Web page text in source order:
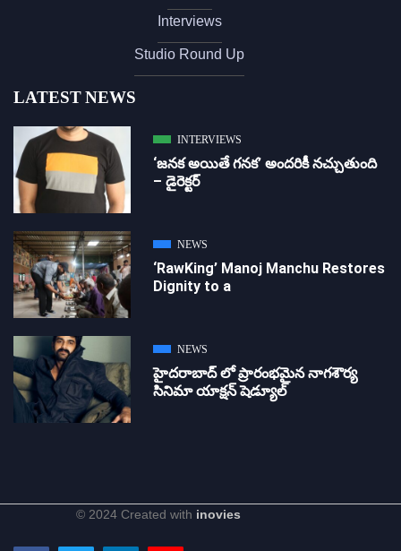
Interviews
Studio Round Up
LATEST NEWS
INTERVIEWS
‘జ‌న‌క అయితే గ‌న‌క‌’ అందరికీ నచ్చుతుంది
– డైరెక్ట‌ర్
NEWS
‘RawKing’ Manoj Manchu Restores
Dignity to a
NEWS
హైదరాబాద్ లో ప్రారంభమైన నాగశౌర్య
సినిమా యాక్షన్ షెడ్యూల్
© 2024 Created with inovies